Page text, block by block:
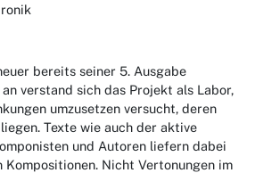
bereits seiner 5. Ausgabe
verstand sich das Projekt als Labor,
umzusetzen versucht, deren
Texte wie auch der aktive
und Autoren liefern dabei
Kompositionen. Nicht Vertonungen im